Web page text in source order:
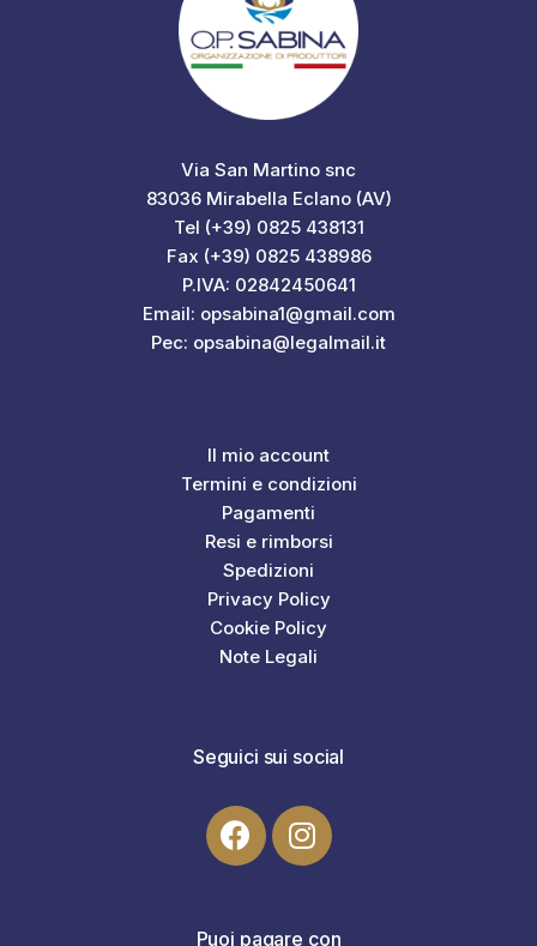
Via San Martino snc
83036 Mirabella Eclano (AV)
Tel (+39) 0825 438131
Fax (+39) 0825 438986
P.IVA: 02842450641
Email: opsabina1@gmail.com
Pec: opsabina@legalmail.it
Il mio account
Termini e condizioni
Pagamenti
Resi e rimborsi
Spedizioni
Privacy Policy
Cookie Policy
Note Legali
Seguici sui social
Puoi pagare con